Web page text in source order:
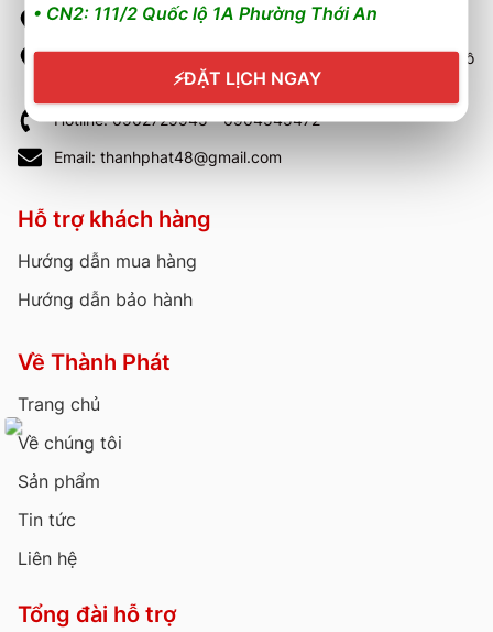
• CN2: 111/2 Quốc lộ 1A Phường Thới An
⚡ĐẶT LỊCH NGAY
50 Lý Thái Tổ, Phường Bàn Cờ, Thành phố Hồ Chí Minh
111/2 Quốc lộ 1A, Phường Thới An, Quận 12, Thành phố Hồ
Hotline: 0902729945 - 0904545472
Email: thanhphat48@gmail.com
Hỗ trợ khách hàng
Hướng dẫn mua hàng
Hướng dẫn bảo hành
Về Thành Phát
Trang chủ
Về chúng tôi
Sản phẩm
Tin tức
Liên hệ
Tổng đài hỗ trợ